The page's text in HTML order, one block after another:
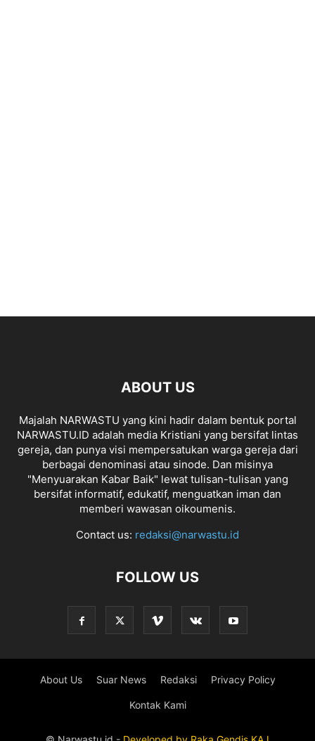
ABOUT US
Majalah NARWASTU yang kini hadir dalam bentuk portal
NARWASTU.ID adalah media Kristiani yang bersifat lintas
gereja, dan punya visi mempersatukan warga gereja dari
berbagai denominasi atau sinode. Dan misinya
"Menyuarakan Kabar Baik" lewat tulisan-tulisan yang
bersifat informatif, edukatif, menguatkan iman dan
memberi wawasan oikoumenis.
Contact us: redaksi@narwastu.id
FOLLOW US
About Us Suar News Redaksi Privacy Policy
Kontak Kami